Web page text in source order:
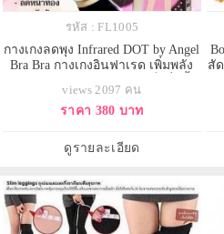
รหัส : FL1005
กางเกงลดพุง Infrared DOT by Angel
Bra Bra กางเกงอินฟาเรด เพิ่มพลัง
เริ่มเห็นผลได้ภายใน 7 วัน เพิ่ม
อุณหภูมิขณะสวมใส่ เร่งการเผา
ก้น
views 2097 คน
ราคา 380 บาท
ดูรายละเอียด
สั